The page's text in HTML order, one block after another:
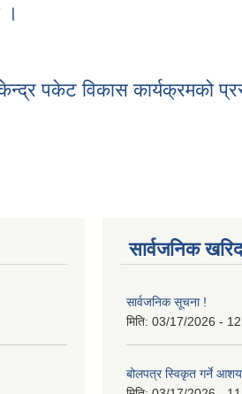
।
पकेट विकास कार्यक्रमको
सार्वजनिक
सार्वजनिक सूचना !
मिति: 03/17/2026 -
बोलपत्र स्विकृत गर्ने